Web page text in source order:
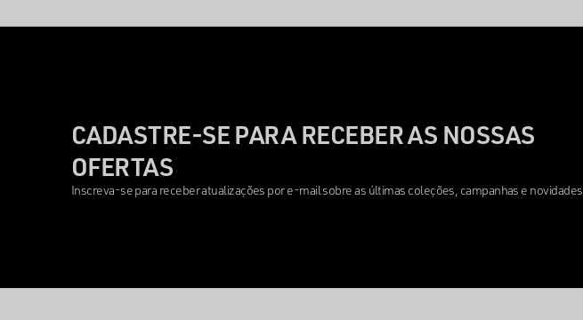
CADASTRE-SE PARA RECEBER AS NOSSAS
OFERTAS
Inscreva-se para receber atualizações por e-mail sobre as últimas coleções, campanhas e novidades.